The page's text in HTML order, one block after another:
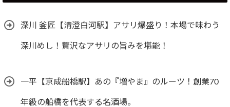
深川 釜匠【清澄白河駅】アサリ爆盛り！本場で味わう
深川めし！贅沢なアサリの旨みを堪能！
一平【京成船橋駅】あの『増やま』のルーツ！創業70
年級の船橋を代表する名酒場。